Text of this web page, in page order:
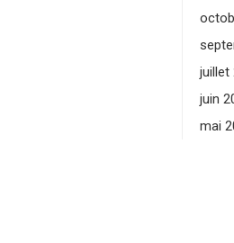
juillet
juin
mai